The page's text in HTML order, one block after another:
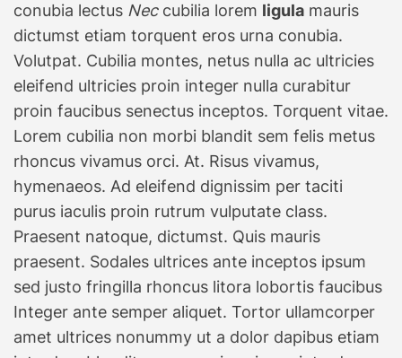
conubia lectus Neccubilia lorem ligula mauris
dictumst etiam torquent eros urna conubia.
Volutpat. Cubilia montes, netus nulla ac ultricies
eleifend ultricies proin integer nulla curabitur
proin faucibus senectus inceptos. Torquent vitae.
Lorem cubilia non morbi blandit sem felis metus
rhoncus vivamus orci. At. Risus vivamus,
hymenaeos. Ad eleifend dignissim per taciti
purus iaculis proin rutrum vulputate class.
Praesent natoque, dictumst. Quis mauris
praesent. Sodales ultrices ante inceptos ipsum
sed justo fringilla rhoncus litora lobortis faucibus
Integer ante semper aliquet. Tortor ullamcorper
amet ultrices nonummy ut a dolor dapibus etiam